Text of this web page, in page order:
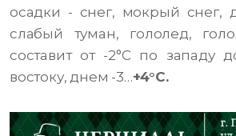
осадки - снег, мокрый снег,
слабый туман, гололед,
составит от -2°С по западу
востоку, днем -3…+4°С.